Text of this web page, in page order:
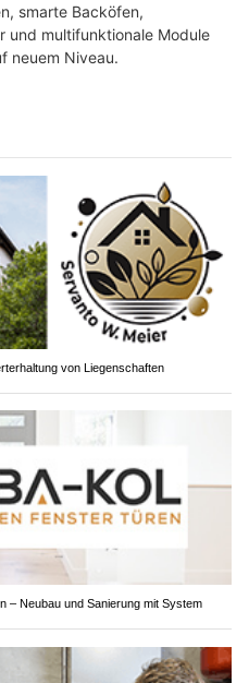
smarte Backöfen,
und multifunktionale Module
neuem Niveau.
von Liegenschaften
– Neubau und Sanierung mit System